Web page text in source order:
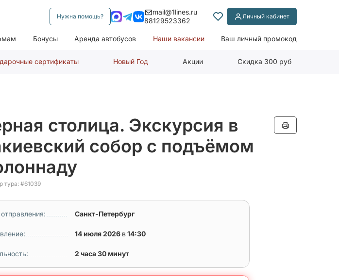
Нужна помощь?
mail@1lines.ru
88129523362
Личный кабинет
Бонусы Аренда автобусов Наши вакансии Ваш личный промокод
сертификаты Новый Год Акции Скидка 300 руб
столица. Экскурсия в
собор с подъёмом
тура: #61039
Санкт-Петербург
14 июля 2026 в14:30
2 часа 30 минут